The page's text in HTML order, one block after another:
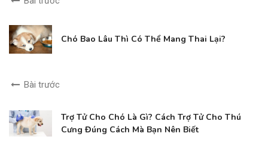
Chó Bao Lâu Thì Có Thể Mang Thai Lại?
Bài trước
Trợ Tử Cho Chó Là Gì? Cách Trợ Tử Cho Thú
Cưng Đúng Cách Mà Bạn Nên Biết